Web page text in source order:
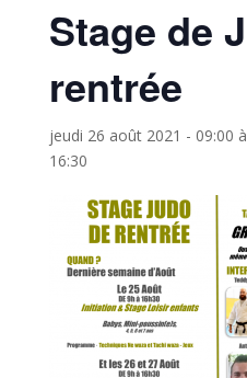
Stage de
rentrée
jeudi 26 août 2021 - 09:00 à
16:30